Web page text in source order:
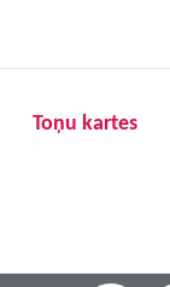
Toņu kartes